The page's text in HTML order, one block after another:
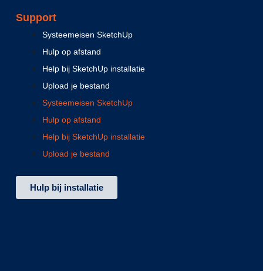
Support
Systeemeisen SketchUp
Hulp op afstand
Help bij SketchUp installatie
Upload je bestand
Systeemeisen SketchUp
Hulp op afstand
Help bij SketchUp installatie
Upload je bestand
Hulp bij installatie